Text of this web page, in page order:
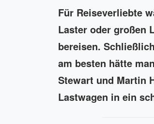
Für Reiseverliebte
Laster oder großen
bereisen.
am besten hätte
Stewart und Martin
Lastwagen in ein